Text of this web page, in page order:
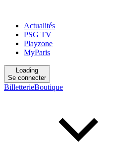
Actualités
PSG TV
Playzone
MyParis
Loading
Se connecter
BilletterieBoutique